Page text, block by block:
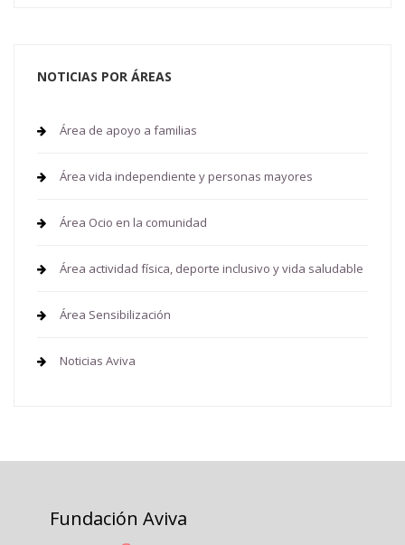
NOTICIAS POR ÁREAS
Área de apoyo a familias
Área vida independiente y personas mayores
Área Ocio en la comunidad
Área actividad física, deporte inclusivo y vida saludable
Área Sensibilización
Noticias Aviva
Fundación Aviva